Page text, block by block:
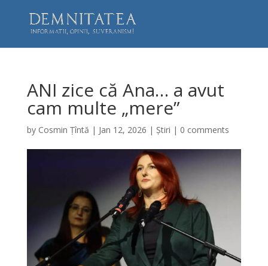
ANI zice că Ana… a avut
cam multe „mere”
by Cosmin Țîntă | Jan 12, 2026 | Știri | 0 comments